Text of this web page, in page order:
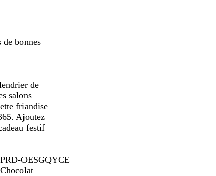
bonnes
de
salons
friandise
Ajoutez
festif
PRD-OESGQYCE
Chocolat